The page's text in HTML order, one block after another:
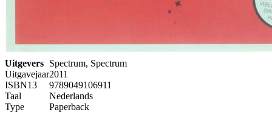
Uitgevers Spectrum, Spectrum
Uitgavejaar2011
ISBN13
9789049106911
Taal
Nederlands
Type
Paperback